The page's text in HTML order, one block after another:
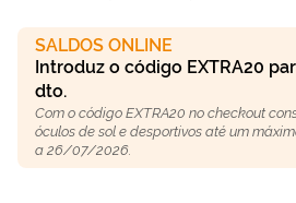
SALDOS ONLINE
Introduz o código EXTRA20
dto.
Com o código EXTRA20 no checkout
óculos de sol e desportivos até um
a 26/07/2026.